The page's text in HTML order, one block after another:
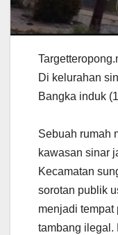
Di kelurahan
Bangka induk
Sebuah rumah
kawasan sinar
Kecamatan
sorotan publik
menjadi tempat
tambang ilegal.